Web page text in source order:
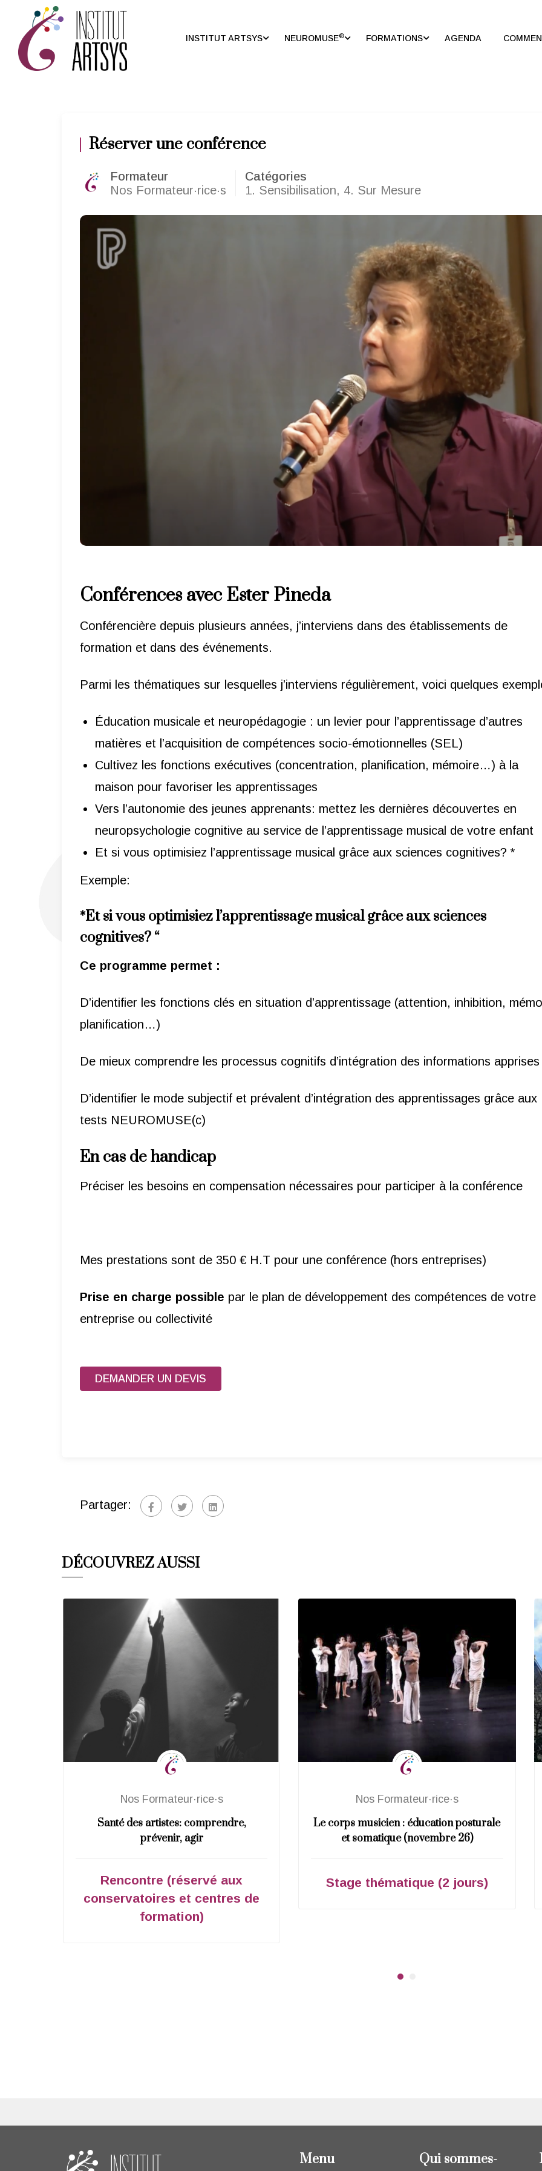
INSTITUT ARTSYS NEUROMUSE® FORMATIONS AGENDA
Réserver une conférence
Formateur
Nos Formateur·rice·s
Catégories
1. Sensibilisation, 4. Sur Mesure
Conférences avec Ester Pineda
Conférencière depuis plusieurs années, j’interviens dans des établissements de
formation et dans des événements.
Parmi les thématiques sur lesquelles j’interviens régulièrement, voici quelques
Éducation musicale et neuropédagogie : un levier pour l’apprentissage d’autres
matières et l’acquisition de compétences socio-émotionnelles (SEL)
Cultivez les fonctions exécutives (concentration, planification, mémoire…) à la
maison pour favoriser les apprentissages
Vers l’autonomie des jeunes apprenants: mettez les dernières découvertes en
neuropsychologie cognitive au service de l’apprentissage musical de votre enfant
Et si vous optimisiez l’apprentissage musical grâce aux sciences cognitives? *
Exemple:
*Et si vous optimisiez l’apprentissage musical grâce aux sciences
cognitives? “
Ce programme permet :
D’identifier les fonctions clés en situation d’apprentissage (attention, inhibition,
planification…)
De mieux comprendre les processus cognitifs d’intégration des informations apprises
D’identifier le mode subjectif et prévalent d’intégration des apprentissages grâce aux
tests NEUROMUSE(c)
En cas de handicap
Préciser les besoins en compensation nécessaires pour participer à la conférence
Mes prestations sont de 350 € H.T pour une conférence (hors entreprises)
Prise en charge possible par le plan de développement des compétences de votre
entreprise ou collectivité
DEMANDER UN DEVIS
Partager:
DÉCOUVREZ AUSSI
Nos Formateur·rice·s
Santé des artistes: comprendre,
prévenir, agir
Rencontre (réservé aux
conservatoires et centres de
formation)
Nos Formateur·rice·s
Le corps musicien : éducation posturale
et somatique (novembre 26)
Stage thématique (2 jours)
Menu
Qui sommes-